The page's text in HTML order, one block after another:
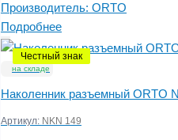
Производитель: ORTO
Подробнее
Честный знак
на складе
Наколенник разъемный ORTO
Артикул: NKN 149